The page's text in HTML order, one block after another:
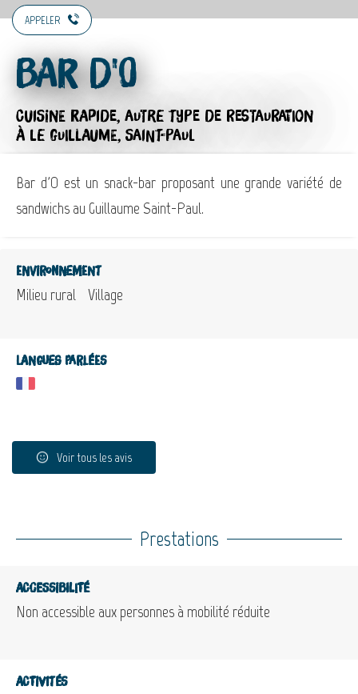
APPELER
Bar d'O
CUISINE RAPIDE, AUTRE TYPE DE RESTAURATION
À LE GUILLAUME, SAINT-PAUL
Bar d'O est un snack-bar proposant une grande variété de
sandwichs au Guillaume Saint-Paul.
Environnement
Milieu rural Village
Langues parlées
Voir tous les avis
Prestations
Accessibilité
Non accessible aux personnes à mobilité réduite
Activités